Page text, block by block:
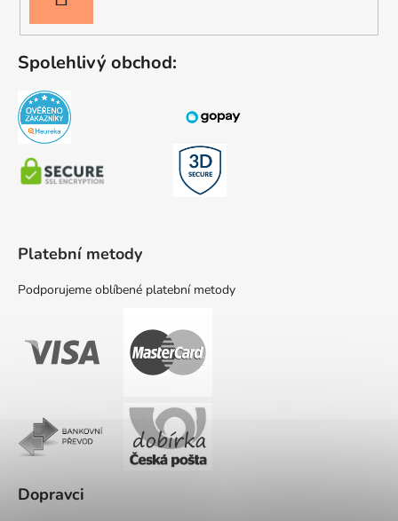
SE
Spolehlivý obchod:
Platební metody
Podporujeme oblíbené platební metody
Dopravci